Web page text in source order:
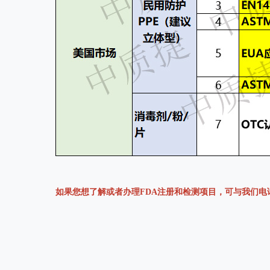
如果您想了解或者办理FDA注册和检测项目，可与我们电